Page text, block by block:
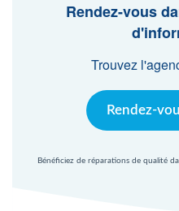
Rendez-vous
Trouvez
Rendez-
Bénéficiez de réparations de qualité